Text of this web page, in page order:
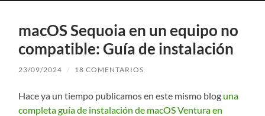
el
macOS Sequoia en un equipo no
compatible: Guía de instalación
23/09/2024 / 18 COMENTARIOS
Hace ya un tiempo publicamos en este mismo blog una
completa guía de instalación de macOS Ventura en